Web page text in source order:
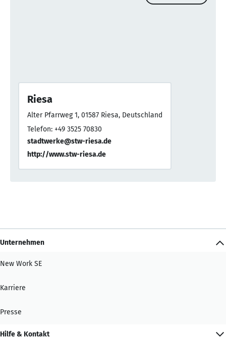
Riesa
Alter Pfarrweg 1, 01587 Riesa, Deutschland
Telefon: +49 3525 70830
stadtwerke@stw-riesa.de
http://www.stw-riesa.de
Unternehmen
New Work SE
Karriere
Presse
Hilfe & Kontakt